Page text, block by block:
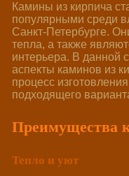
Камины из кирпича
популярными среди
Санкт-Петербурге.
тепла, а также
интерьера. В данной
аспекты каминов из
процесс
подходящего
Преимущества
Тепло и уют